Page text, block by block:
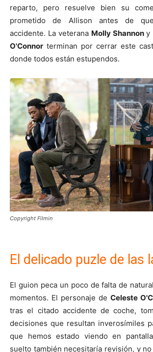
reparto, pero resuelve bien su
prometido de Allison antes de
accidente. La veterana Molly Shannony
O'Connor terminan por cerrar este
donde todos están estupendos.
Copyright Filmin
El delicado puzle de las
El guion peca un poco de falta de
momentos. El personaje de Celeste
tras el citado accidente de coche,
decisiones que resultan inverosímiles
que hemos estado viendo en
suelto también necesitaría revisión, y